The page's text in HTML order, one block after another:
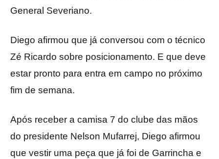
General Severiano.
Diego afirmou que já conversou com o técnico
Zé Ricardo sobre posicionamento. E que deve
estar pronto para entra em campo no próximo
fim de semana.
Após receber a camisa 7 do clube das mãos
do presidente Nelson Mufarrej, Diego afirmou
que vestir uma peça que já foi de Garrincha e